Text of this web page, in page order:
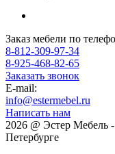
Заказ мебели по
8-812-309-97-34
8-925-468-82-65
Заказать звонок
E-mail:
info@estermebel.ru
Написать нам
2026 @ Эстер Мебель
Петербурге